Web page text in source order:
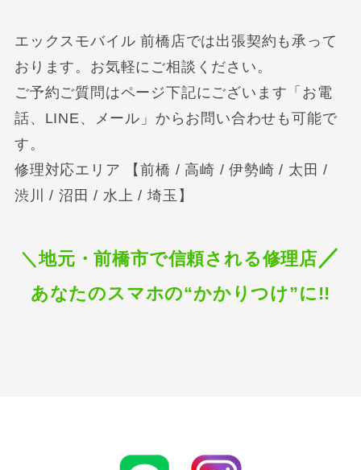
エックスモバイル 前橋店では出張契約も承って
おります。お気軽にご相談ください。
ご予約ご質問はページ下記にございます「お電
話、LINE、メール」からお問い合わせも可能で
す。
修理対応エリア 【前橋 / 高崎 / 伊勢崎 / 太田 /
渋川 / 沼田 / 水上 / 埼玉】
＼地元・前橋市で信頼される修理店 ／
あなたのスマホの“かかりつけ”に!!